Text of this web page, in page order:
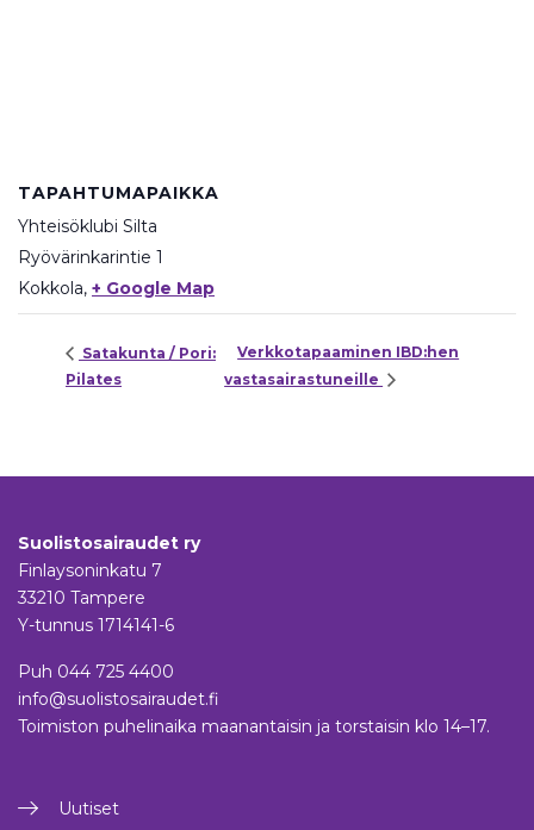
TAPAHTUMAPAIKKA
Yhteisöklubi Silta
Ryövärinkarintie 1
Kokkola, + Google Map
Satakunta / Pori:
Pilates
Verkkotapaaminen IBD:hen
vastasairastuneille
Suolistosairaudet ry
Finlaysoninkatu 7
33210 Tampere
Y-tunnus 1714141-6
Puh 044 725 4400
info@suolistosairaudet.fi
Toimiston puhelinaika maanantaisin ja torstaisin klo 14–17.
Uutiset